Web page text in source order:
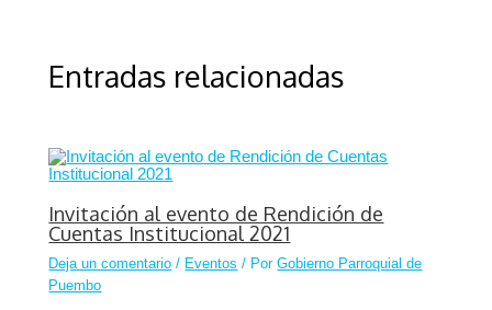
Entradas relacionadas
Invitación al evento de Rendición de
Cuentas Institucional 2021
Deja un comentario / Eventos / PorGobierno Parroquial de
Puembo